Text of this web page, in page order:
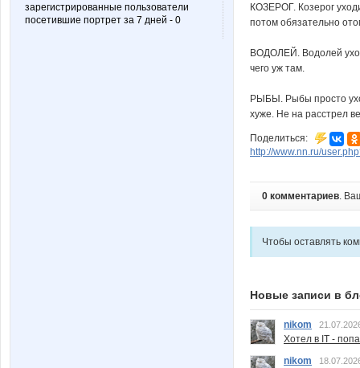
зарегистрированные пользователи
посетившие портрет за 7 дней - 0
КОЗЕРОГ. Козерог
потом обязательно
ВОДОЛЕЙ. Водолей
чего уж там.
РЫБЫ. Рыбы просто
хуже. Не на расстрел
Поделиться:
http://www.nn.ru/
0 комментариев.
Чтобы оставлять
Новые записи в
nikom
Хотел в IT -
nikom